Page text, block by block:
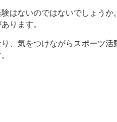
はないのではないでしょうか
ります。
、気をつけながらスポーツ活